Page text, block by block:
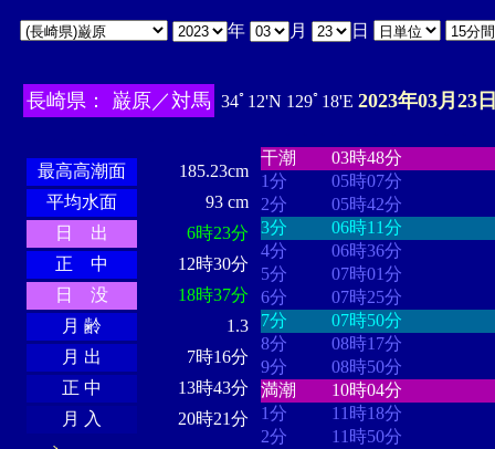
年 月 日
長崎県： 巌原／対馬 34ﾟ12'N 129ﾟ18'E 2023年03月23
最高高潮面
185.23cm
平均水面
93 cm
日 出
6時23分
正 中
12時30分
日 没
18時37分
月 齢
1.3
月 出
7時16分
正 中
13時43分
月 入
20時21分
干潮
03時48分
1分
05時07分
2分
05時42分
3分
06時11分
4分
06時36分
5分
07時01分
6分
07時25分
7分
07時50分
8分
08時17分
9分
08時50分
満潮
10時04分
1分
11時18分
2分
11時50分